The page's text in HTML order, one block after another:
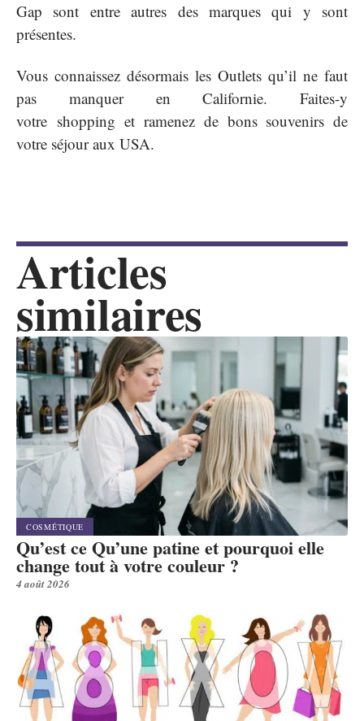
Gap sont entre autres des marques qui y sont
présentes.
Vous connaissez désormais les Outlets qu’il ne faut
pas manquer en Californie. Faites-y
votre shopping et ramenez de bons souvenirs de
votre séjour aux USA.
Articles
similaires
COSMÉTIQUE
Qu’est ce Qu’une patine et pourquoi elle
change tout à votre couleur ?
4 août 2026